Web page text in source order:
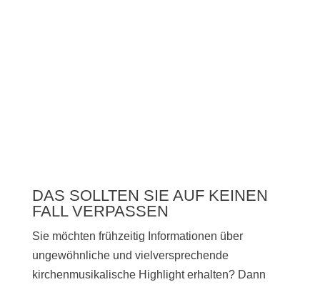
DAS SOLLTEN SIE AUF KEINEN
FALL VERPASSEN
Sie möchten frühzeitig Informationen über
ungewöhnliche und vielversprechende
kirchenmusikalische Highlight erhalten? Dann